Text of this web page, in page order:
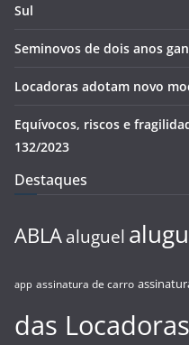
Sul
Seminovos de dois anos
Locadoras adotam novo
Equívocos, riscos e
132/2023
Destaques
ABLA aluguel
app assinatura de carro
das